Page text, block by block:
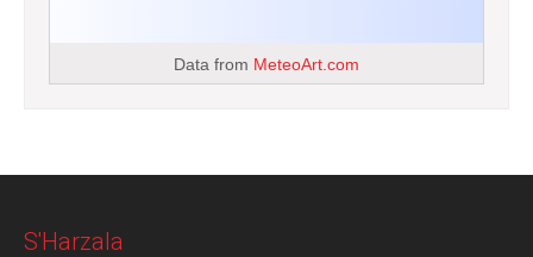
Data from MeteoArt.com
S'Harzala